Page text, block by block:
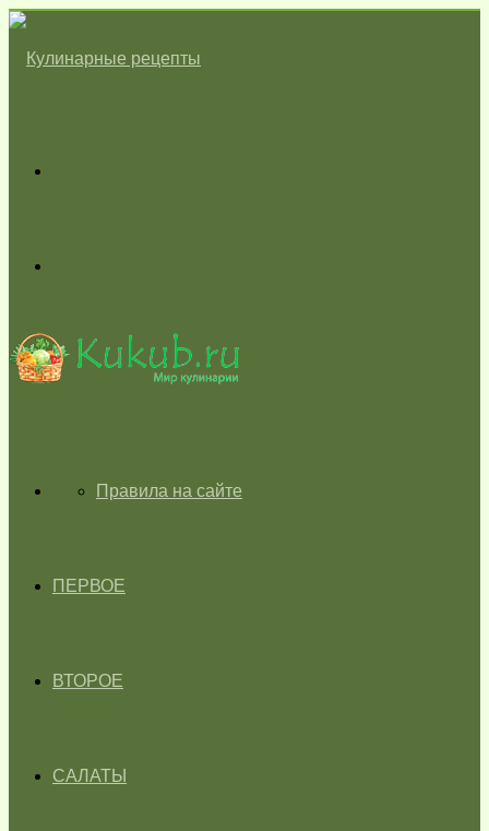
skin
ГЛАВНАЯПравила на сайте
ПЕРВОЕ
ВТОРОЕ
САЛАТЫ